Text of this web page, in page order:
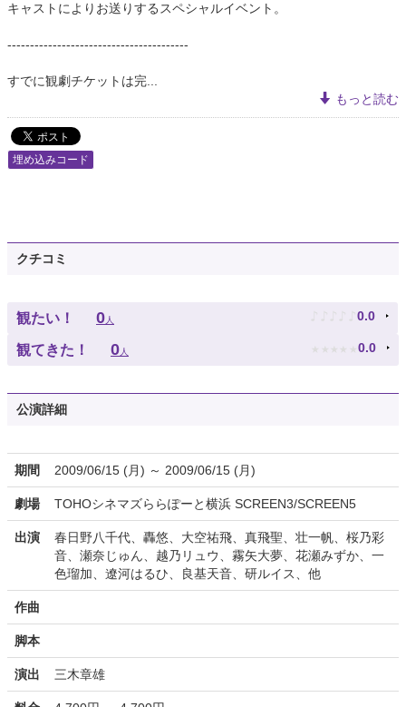
キャストによりお送りするスペシャルイベント。
----------------------------------------
すでに観劇チケットは完...
もっと読む
埋め込みコード
クチコミ
観たい！ 0人 ♪ ♪ ♪ ♪ ♪ 0.0
観てきた！ 0人 ★ ★ ★ ★ ★ 0.0
公演詳細
期間 2009/06/15 (月) ～ 2009/06/15 (月)
劇場 TOHOシネマズららぽーと横浜 SCREEN3/SCREEN5
出演
春日野八千代、轟悠、大空祐飛、真飛聖、壮一帆、桜乃彩
音、瀬奈じゅん、越乃リュウ、霧矢大夢、花瀬みずか、一
色瑠加、遼河はるひ、良基天音、研ルイス、他
作曲
脚本
演出 三木章雄